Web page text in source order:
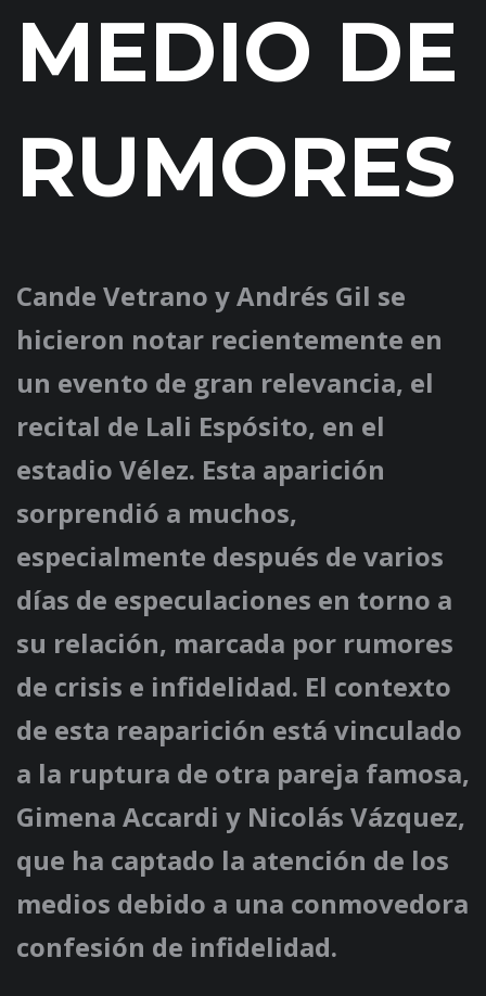
MEDIO DE
RUMORES
Cande Vetrano y Andrés Gil se
hicieron notar recientemente en
un evento de gran relevancia, el
recital de Lali Espósito, en el
estadio Vélez. Esta aparición
sorprendió a muchos,
especialmente después de varios
días de especulaciones en torno a
su relación, marcada por rumores
de crisis e infidelidad. El contexto
de esta reaparición está vinculado
a la ruptura de otra pareja famosa,
Gimena Accardi y Nicolás Vázquez,
que ha captado la atención de los
medios debido a una conmovedora
confesión de infidelidad.